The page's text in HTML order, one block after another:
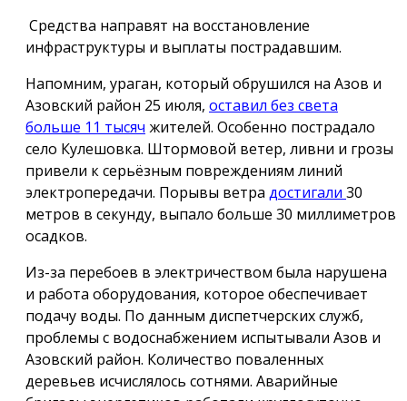
Средства направят на восстановление
инфраструктуры и выплаты пострадавшим.
Напомним, ураган, который обрушился на Азов и
Азовский район 25 июля, оставил без света
больше 11 тысяч жителей. Особенно пострадало
село Кулешовка. Штормовой ветер, ливни и грозы
привели к серьёзным повреждениям линий
электропередачи. Порывы ветра достигали 30
метров в секунду, выпало больше 30 миллиметров
осадков.
Из-за перебоев в электричеством была нарушена
и работа оборудования, которое обеспечивает
подачу воды. По данным диспетчерских служб,
проблемы с водоснабжением испытывали Азов и
Азовский район. Количество поваленных
деревьев исчислялось сотнями. Аварийные